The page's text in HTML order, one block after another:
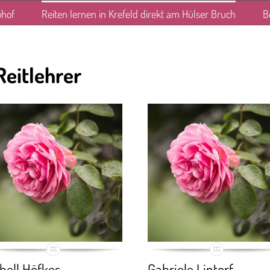
Reiten lernen in Krefeld direkt am Hülser Bruch